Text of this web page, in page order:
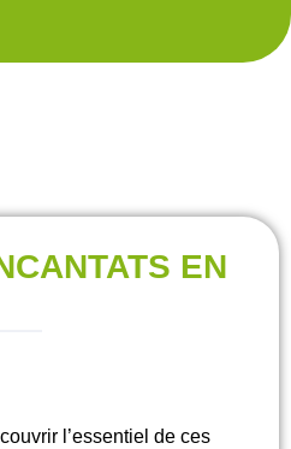
EN
l’essentiel de ces